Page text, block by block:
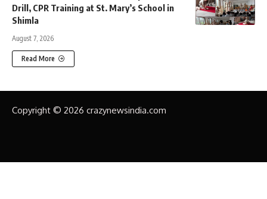
Drill, CPR Training at St. Mary’s School in
Shimla
August 7, 2026
Read More
Copyright © 2026 crazynewsindia.com